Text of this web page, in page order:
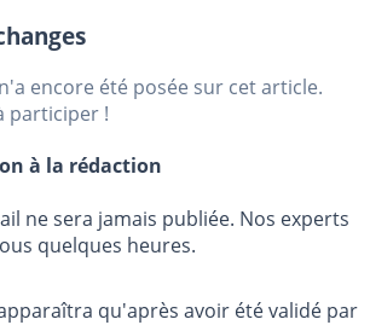
encore été posée sur cet article.
participer !
à la rédaction
ne sera jamais publiée. Nos experts
quelques heures.
qu'après avoir été validé par